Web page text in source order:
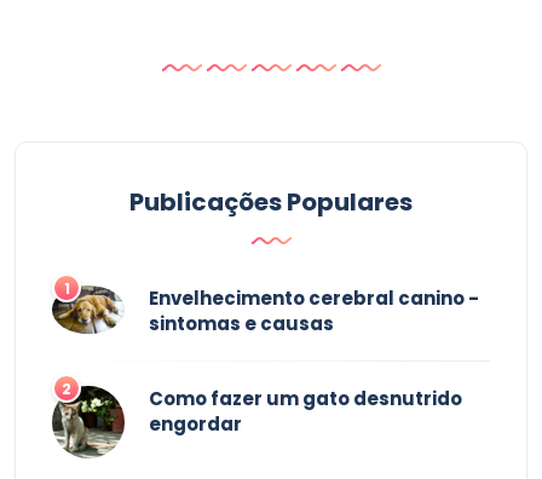
Publicações Populares
1
Envelhecimento cerebral canino -
sintomas e causas
2
Como fazer um gato desnutrido
engordar